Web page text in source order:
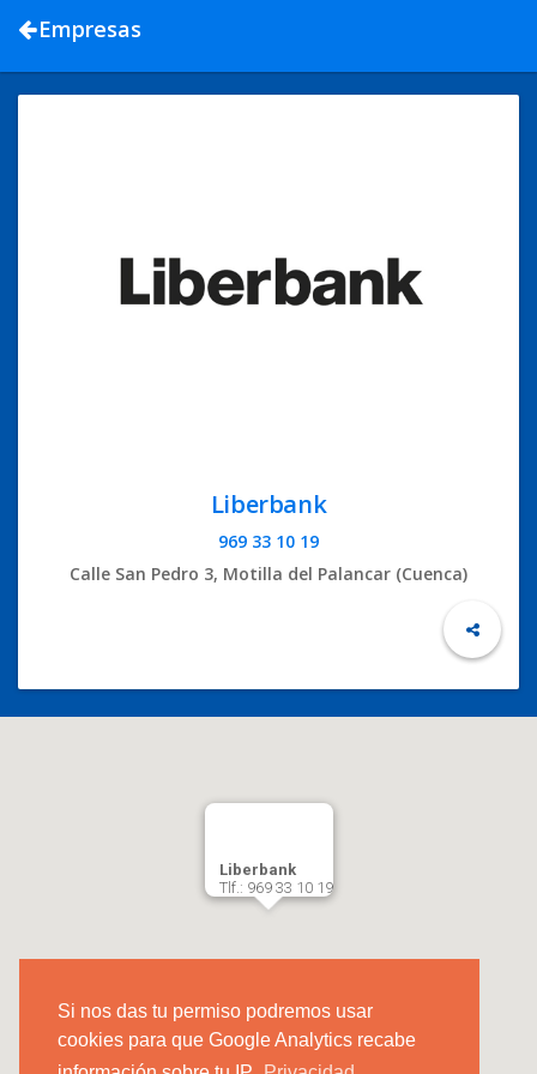
Si nos das tu permiso podremos usar
cookies para que Google Analytics recabe
Empresas
Liberbank
969 33 10 19
Calle San Pedro 3, Motilla del Palancar (Cuenca)
Liberbank
Tlf.: 969 33 10 19